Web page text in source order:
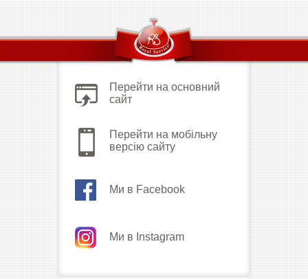
Перейти на основний
сайт
Перейти на мобільну
версію сайту
Ми в Facebook
Ми в Instagram